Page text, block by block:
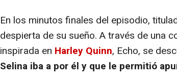
En los minutos finales del episodio,
despierta de su sueño. A través de una
inspirada en Harley Quinn, Echo, se
Selina iba a por él y que le permitió